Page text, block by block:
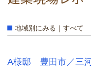
地域別にみる｜すべて
A様邸 豊田市／三